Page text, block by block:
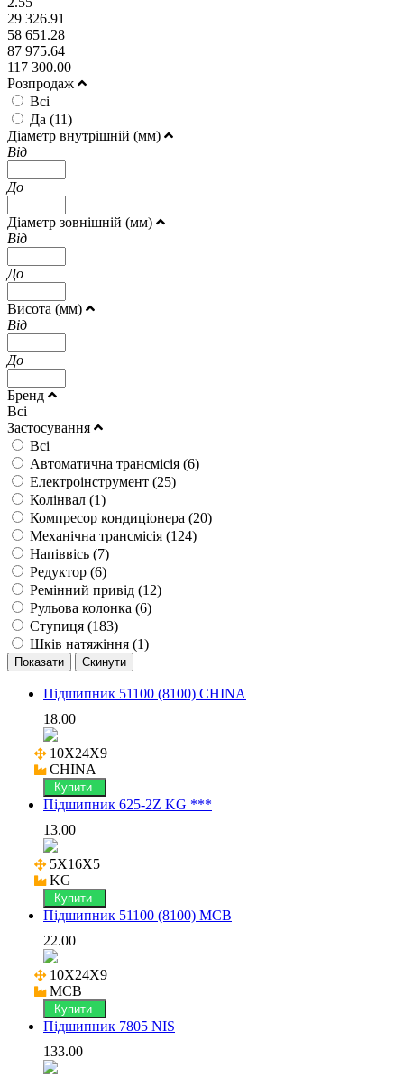
29 326.91
58 651.28
87 975.64
117 300.00
Розпродаж
Всі
Да (11)
Діаметр внутрішній (мм)
Від
До
Діаметр зовнішній (мм)
Від
До
Висота (мм)
Від
До
Бренд
Всі
Застосування
Всі
Автоматична трансмісія (6)
Електроінструмент (25)
Колінвал (1)
Компресор кондиціонера (20)
Механічна трансмісія (124)
Напіввісь (7)
Редуктор (6)
Ремінний привід (12)
Рульова колонка (6)
Ступиця (183)
Шків натяжіння (1)
Підшипник 51100 (8100) CHINA
18.00
10X24X9
CHINA
Купити
Підшипник 625-2Z KG ***
13.00
5X16X5
KG
Купити
Підшипник 51100 (8100) MCB
22.00
10X24X9
MCB
Купити
Підшипник 7805 NIS
133.00